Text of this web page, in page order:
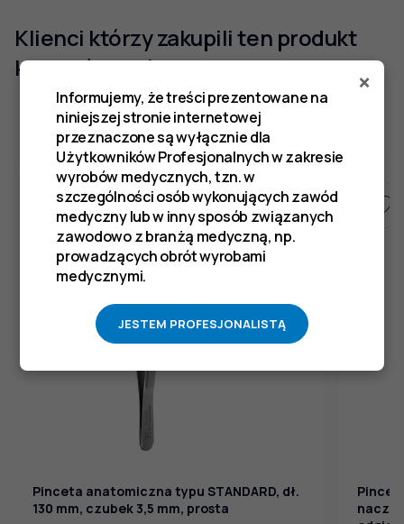
Klienci którzy zakupili ten produkt
kupili również
Pinceta anatomiczna typu STANDARD, dł.
130 mm, czubek 3,5 mm, prosta
×
Informujemy, że treści prezentowane na
niniejszej stronie internetowej
przeznaczone są wyłącznie dla
Użytkowników Profesjonalnych w zakresie
wyrobów medycznych, tzn. w
szczególności osób wykonujących zawód
medyczny lub w inny sposób związanych
zawodowo z branżą medyczną, np.
prowadzących obrót wyrobami
medycznymi.
JESTEM PROFESJONALISTĄ